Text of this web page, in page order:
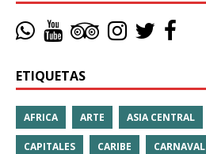
ETIQUETAS
AFRICA ARTE ASIA CENTRAL
CAPITALES CARIBE CARNAVAL